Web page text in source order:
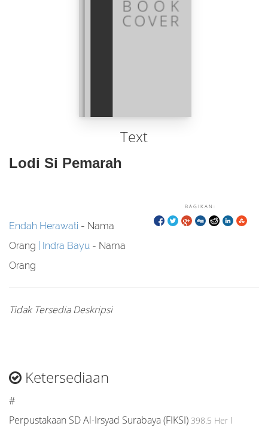
Text
Lodi Si Pemarah
BAGIKAN:
Endah Herawati - Nama
Orang
Indra Bayu - Nama
Orang
Tidak Tersedia Deskripsi
Ketersediaan
#
Perpustakaan SD Al-Irsyad Surabaya (FIKSI) 398.5 Her l